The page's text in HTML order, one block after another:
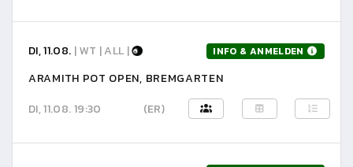
DI, 11.08. | WT | ALL | INFO & ANMELDEN
ARAMITH POT OPEN, BREMGARTEN
DI, 11.08. 19:30
(ER)